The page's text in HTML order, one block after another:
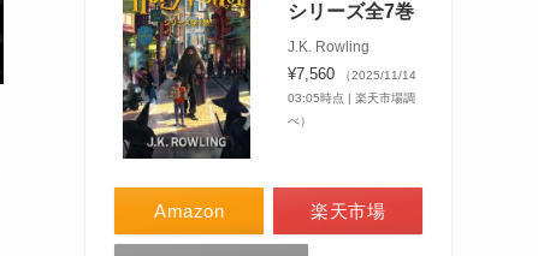
シリーズ全7巻
J.K. Rowling
¥7,560
（2025/11/14
03:05時点 | 楽天市場調
べ）
Amazon 楽天市場